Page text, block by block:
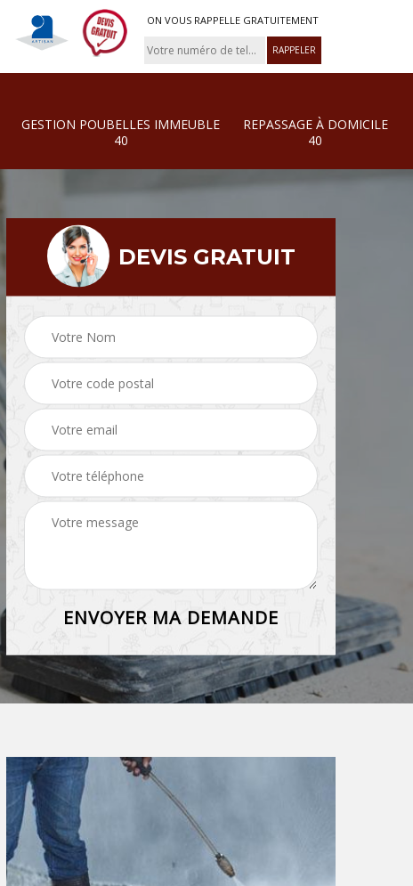
ON VOUS RAPPELLE GRATUITEMENT
GESTION POUBELLES IMMEUBLE
40
REPASSAGE À DOMICILE
40
DEVIS GRATUIT